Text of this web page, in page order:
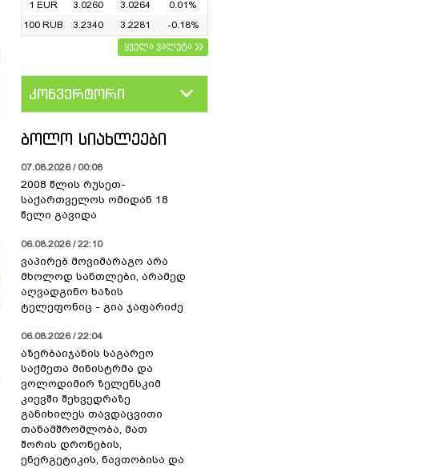
1 EUR
3.0260 3.0264
0.01%
100 RUB
3.2340 3.2281
-0.18%
ყველა ვალუტა
კონვერტორი
ᲑᲝᲚᲝ ᲡᲘᲐᲮᲚᲔᲔᲑᲘ
07.08.2026 / 00:08
2008 წლის რუსეთ-
საქართველოს ომიდან 18
წელი გავიდა
06.08.2026 / 22:10
ვაპირებ მოვიმარაგო არა
მხოლოდ სანთლები, არამედ
აღვადგინო ხაზის
ტელეფონიც - გია ჯაფარიძე
06.08.2026 / 22:04
აზერბაიჯანის საგარეო
საქმეთა მინისტრმა და
ვოლოდიმირ ზელენსკიმ
კიევში შეხვედრაზე
განიხილეს თავდაცვითი
თანამშრომლობა, მათ
შორის დრონების,
ენერგეტიკის, ნავთობისა და